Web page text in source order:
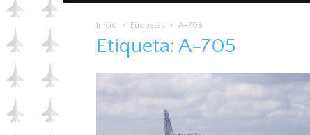
Inicio Etiquetas A-705
Etiqueta: A-705